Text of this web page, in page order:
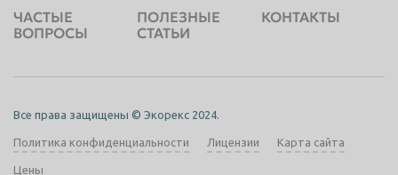
ЧАСТЫЕ
ВОПРОСЫ
ПОЛЕЗНЫЕ
СТАТЬИ
КОНТАКТЫ
Все права защищены © Экорекс 2024.
Политика конфиденциальности Лицензии Карта сайта
Цены